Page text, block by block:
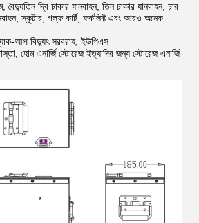
দ্বি চাকার যানবাহন, তিন চাকার যানবাহন, চার
স্কুটার, গল্ফ কার্ট, ফর্কলিফ্ট এবং আরও অনেক
আপ বিদ্যুৎ সরবরাহ, ইউপিএস
হোম এনার্জি স্টোরেজ ইত্যাদির জন্য স্টোরেজ এনার্জি